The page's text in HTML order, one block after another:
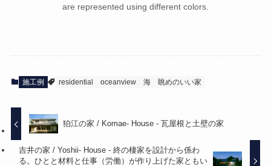
are represented using different colors.
施工例 residential oceanview 海 眺めのいい家
狛江の家 / Komae- House - 瓦屋根と土壁の家
吉井の家 / Yoshii- House - 終の棲家を設計から係わ
る。ひとと材料と仕事（労働）が作り上げた家ともい